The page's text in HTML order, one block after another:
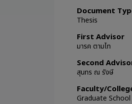
Document
Thesis
First Advisor
มารค ตามไท
Second
สุนทร ณ รังษี
Faculty/
Graduate